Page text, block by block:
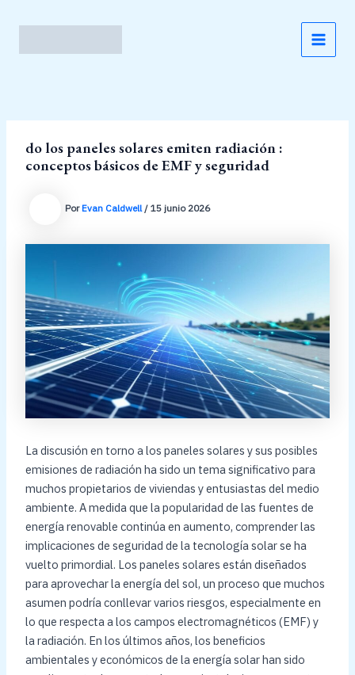
do los paneles solares emiten radiación :
conceptos básicos de EMF y seguridad
PorEvan Caldwell / 15 junio 2026
La discusión en torno a los paneles solares y sus posibles
emisiones de radiación ha sido un tema significativo para
muchos propietarios de viviendas y entusiastas del medio
ambiente. A medida que la popularidad de las fuentes de
energía renovable continúa en aumento, comprender las
implicaciones de seguridad de la tecnología solar se ha
vuelto primordial. Los paneles solares están diseñados
para aprovechar la energía del sol, un proceso que muchos
asumen podría conllevar varios riesgos, especialmente en
lo que respecta a los campos electromagnéticos (EMF) y
la radiación. En los últimos años, los beneficios
ambientales y económicos de la energía solar han sido